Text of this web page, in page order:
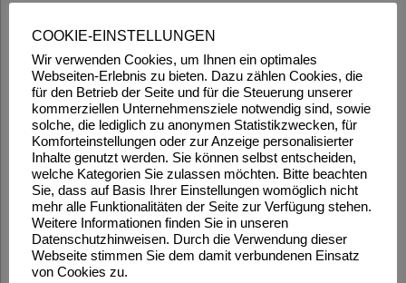
COOKIE-EINSTELLUNGEN
Wir verwenden Cookies, um Ihnen ein optimales
Webseiten-Erlebnis zu bieten. Dazu zählen Cookies, die
für den Betrieb der Seite und für die Steuerung unserer
kommerziellen Unternehmensziele notwendig sind, sowie
solche, die lediglich zu anonymen Statistikzwecken, für
Komforteinstellungen oder zur Anzeige personalisierter
Inhalte genutzt werden. Sie können selbst entscheiden,
welche Kategorien Sie zulassen möchten. Bitte beachten
Sie, dass auf Basis Ihrer Einstellungen womöglich nicht
mehr alle Funktionalitäten der Seite zur Verfügung stehen.
Weitere Informationen finden Sie in unseren
Datenschutzhinweisen. Durch die Verwendung dieser
Webseite stimmen Sie dem damit verbundenen Einsatz
von Cookies zu.